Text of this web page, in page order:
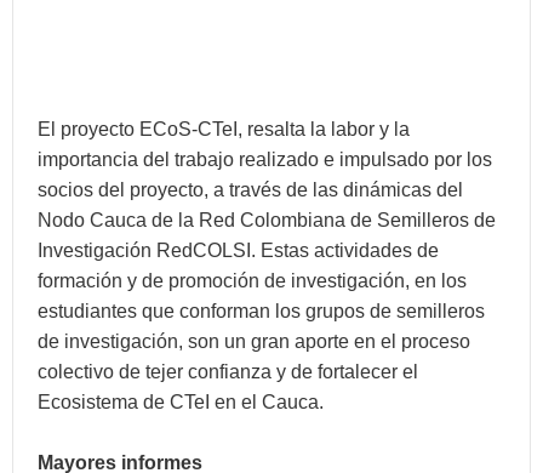
El proyecto ECoS-CTeI, resalta la labor y la
importancia del trabajo realizado e impulsado por los
socios del proyecto, a través de las dinámicas del
Nodo Cauca de la Red Colombiana de Semilleros de
Investigación RedCOLSI. Estas actividades de
formación y de promoción de investigación, en los
estudiantes que conforman los grupos de semilleros
de investigación, son un gran aporte en el proceso
colectivo de tejer confianza y de fortalecer el
Ecosistema de CTeI en el Cauca.
Mayores informes